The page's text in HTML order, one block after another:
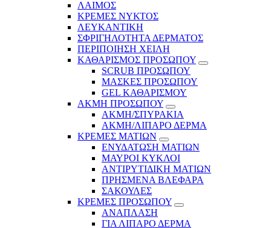
ΛΑΙΜΟΣ
ΚΡΕΜΕΣ ΝΥΚΤΟΣ
ΛΕΥΚΑΝΤΙΚΗ
ΣΦΡΙΓΗΛΟΤΗΤΑ ΔΕΡΜΑΤΟΣ
ΠΕΡΙΠΟΙΗΣΗ ΧΕΙΛΗ
ΚΑΘΑΡΙΣΜΟΣ ΠΡΟΣΩΠΟΥ
SCRUB ΠΡΟΣΩΠΟΥ
ΜΑΣΚΕΣ ΠΡΟΣΩΠΟΥ
GEL ΚΑΘΑΡΙΣΜΟΥ
ΑΚΜΗ ΠΡΟΣΩΠΟΥ
ΑΚΜΗ/ΣΠΥΡΑΚΙΑ
ΑΚΜΗ/ΛΙΠΑΡΟ ΔΕΡΜΑ
ΚΡΕΜΕΣ ΜΑΤΙΩΝ
ΕΝΥΔΑΤΩΣΗ ΜΑΤΙΩΝ
ΜΑΥΡΟΙ ΚΥΚΛΟΙ
ΑΝΤΙΡΥΤΙΔΙΚΗ ΜΑΤΙΩΝ
ΠΡΗΣΜΕΝΑ ΒΛΕΦΑΡΑ
ΣΑΚΟΥΛΕΣ
ΚΡΕΜΕΣ ΠΡΟΣΩΠΟΥ
ΑΝΑΠΛΑΣΗ
ΓΙΑ ΛΙΠΑΡΟ ΔΕΡΜΑ